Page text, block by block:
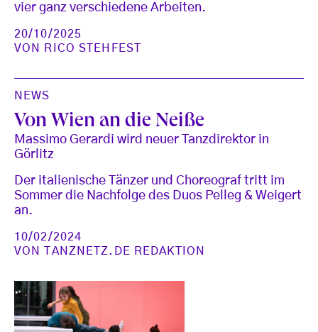
vier ganz verschiedene Arbeiten.
20/10/2025
VON
RICO STEHFEST
NEWS
Von Wien an die Neiße
Massimo Gerardi wird neuer Tanzdirektor in
Görlitz
Der italienische Tänzer und Choreograf tritt im
Sommer die Nachfolge des Duos Pelleg & Weigert
an.
10/02/2024
VON
TANZNETZ.DE REDAKTION